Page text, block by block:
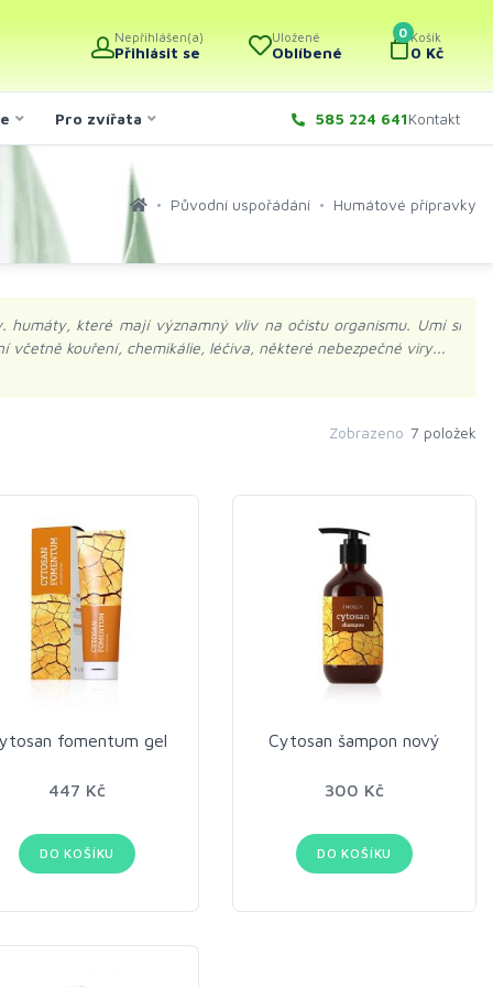
Nepřihlášen(a)
Přihlásit se
Uložené
Oblíbené
0 Košík
0 Kč
Pro zvířata 585 224 641Kontakt
Původní uspořádání Humátové přípravky
které mají významný vliv na očistu organismu. Umí si
kouření, chemikálie, léčiva, některé nebezpečné viry...
Zobrazeno 7 položek
fomentum gel
447 Kč
DO KOŠÍKU
Cytosan šampon nový
300 Kč
DO KOŠÍKU